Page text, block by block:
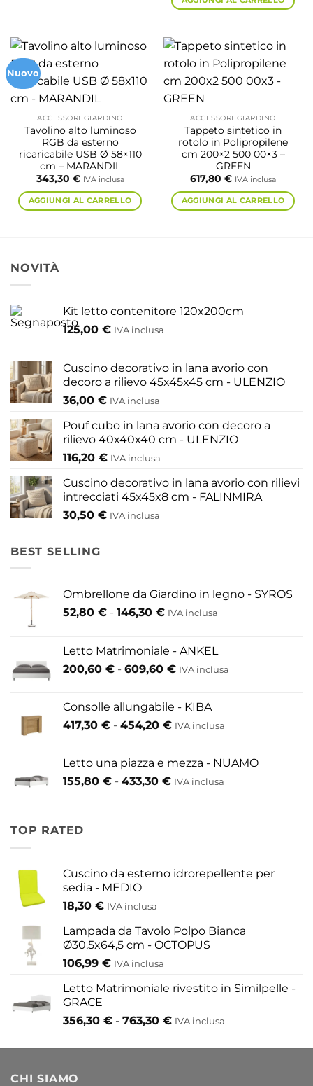
Nuovo
ACCESSORI GIARDINO
Tavolino alto luminoso
RGB da esterno
ricaricabile USB Ø 58×110
cm – MARANDIL
343,30 € IVA inclusa
AGGIUNGI AL CARRELLO
ACCESSORI GIARDINO
Tappeto sintetico in
rotolo in Polipropilene
cm 200×2 500 00×3 –
GREEN
617,80 € IVA inclusa
AGGIUNGI AL CARRELLO
NOVITÀ
Kit letto contenitore 120x200cm
125,00 € IVA inclusa
Cuscino decorativo in lana avorio con
decoro a rilievo 45x45x45 cm - ULENZIO
36,00 € IVA inclusa
Pouf cubo in lana avorio con decoro a
rilievo 40x40x40 cm - ULENZIO
116,20 € IVA inclusa
Cuscino decorativo in lana avorio con rilievi
intrecciati 45x45x8 cm - FALINMIRA
30,50 € IVA inclusa
BEST SELLING
Ombrellone da Giardino in legno - SYROS
52,80 € - 146,30 €Fascia
da
52,80 €
146,30 €
IVA inclusa
Letto Matrimoniale - ANKEL
200,60 € - 609,60 €Fascia
da
200,60 €
609,60 €
IVA inclusa
Consolle allungabile - KIBA
417,30 € - 454,20 €Fascia
da
417,30 €
IVA inclusa
Letto una piazza e mezza - NUAMO
155,80 € - 433,30 €Fascia
433,30 €
IVA inclusa
TOP RATED
Cuscino da esterno idrorepellente per
sedia - MEDIO
18,30 € IVA inclusa
Lampada da Tavolo Polpo Bianca
Ø30,5x64,5 cm - OCTOPUS
106,99 € IVA inclusa
Letto Matrimoniale rivestito in Similpelle -
GRACE
356,30 € - 763,30 €Fascia
prezzo:
IVA inclusa
CHI SIAMO